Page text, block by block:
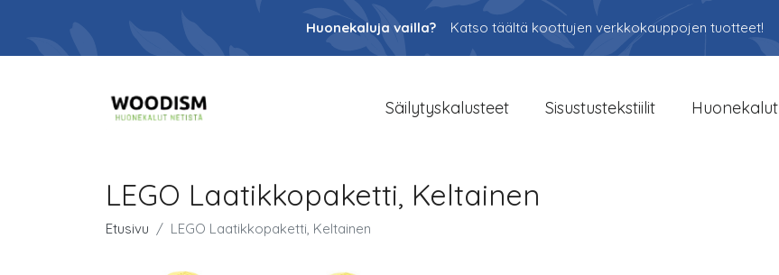
Huonekaluja vailla? Katso täältä koottujen verkkokauppojen tuotteet!
Säilytyskalusteet Sisustustekstiilit Huonekalut
LEGO Laatikkopaketti, Keltainen
Etusivu LEGO Laatikkopaketti, Keltainen